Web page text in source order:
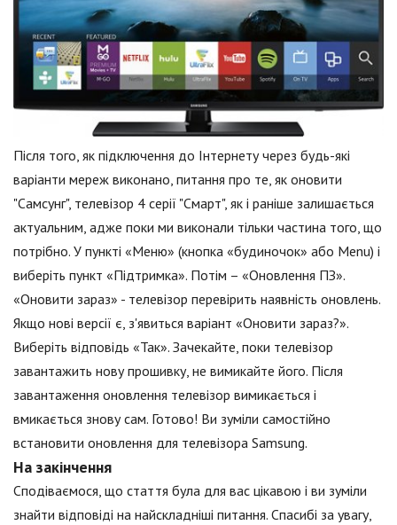
Після того, як підключення до Інтернету через будь-які
варіанти мереж виконано, питання про те, як оновити
"Самсунг", телевізор 4 серії "Смарт", як і раніше залишається
актуальним, адже поки ми виконали тільки частина того, що
потрібно. У пункті «Меню» (кнопка «будиночок» або Menu) і
виберіть пункт «Підтримка». Потім – «Оновлення ПЗ».
«Оновити зараз» - телевізор перевірить наявність оновлень.
Якщо нові версії є, з'явиться варіант «Оновити зараз?».
Виберіть відповідь «Так». Зачекайте, поки телевізор
завантажить нову прошивку, не вимикайте його. Після
завантаження оновлення телевізор вимикається і
вмикається знову сам. Готово! Ви зуміли самостійно
встановити оновлення для телевізора Samsung.
На закінчення
Сподіваємося, що стаття була для вас цікавою і ви зуміли
знайти відповіді на найскладніші питання. Спасибі за увагу,